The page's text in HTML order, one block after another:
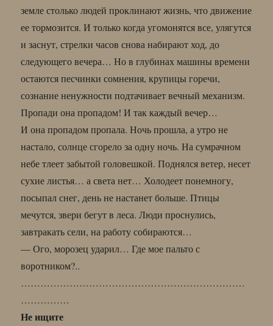
земле столько людей проклинают жизнь, что движение
ее тормозится. И только когда угомонятся все, улягутся
и заснут, стрелки часов снова набирают ход, до
следующего вечера… Но в глубинах машины времени
остаются песчинки сомнения, крупицы горечи,
сознание ненужности подтачивает вечный механизм.
Пропади она пропадом! И так каждый вечер…
И она пропадом пропала. Ночь прошла, а утро не
настало, солнце сгорело за одну ночь. На сумрачном
небе тлеет забытой головешкой. Поднялся ветер, несет
сухие листья… а света нет… Холодеет понемногу,
посыпал снег, день не настанет больше. Птицы
мечутся, звери бегут в леса. Люди проснулись,
завтракать сели, на работу собираются…
— Ого, морозец ударил… Где мое пальто с
воротником?..
……………………………………………………………
……………
Не ищите